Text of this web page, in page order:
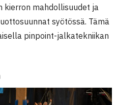
kierron mahdollisuudet ja
syötössä. Tämä
pinpoint-jalkatekniikan